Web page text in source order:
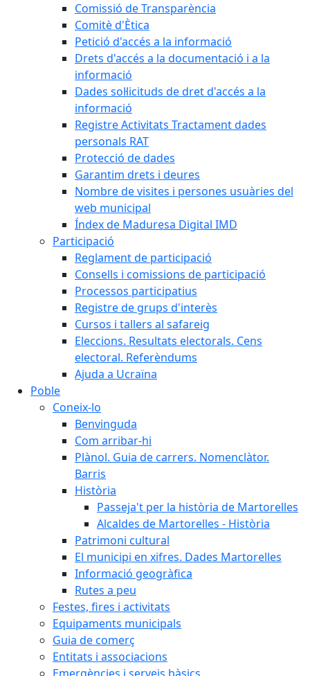
Comissió de Transparència
Comitè d'Ètica
Petició d'accés a la informació
Drets d'accés a la documentació i a la
informació
Dades sol·licituds de dret d'accés a la
informació
Registre Activitats Tractament dades
personals RAT
Protecció de dades
Garantim drets i deures
Nombre de visites i persones usuàries del
web municipal
Índex de Maduresa Digital IMD
Participació
Reglament de participació
Consells i comissions de participació
Processos participatius
Registre de grups d'interès
Cursos i tallers al safareig
Eleccions. Resultats electorals. Cens
electoral. Referèndums
Ajuda a Ucraïna
Poble
Coneix-lo
Benvinguda
Com arribar-hi
Plànol. Guia de carrers. Nomenclàtor.
Barris
Història
Passeja't per la història de Martorelles
Alcaldes de Martorelles - Història
Patrimoni cultural
El municipi en xifres. Dades Martorelles
Informació geogràfica
Rutes a peu
Festes, fires i activitats
Equipaments municipals
Guia de comerç
Entitats i associacions